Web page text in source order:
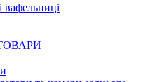
вафельниці